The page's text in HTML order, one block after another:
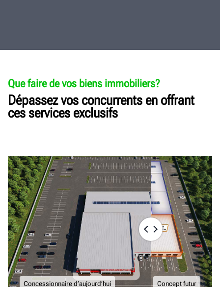
Que faire de vos biens immobiliers?
Dépassez vos concurrents en offrant
ces services exclusifs
Concept futur
Concessionnaire d’aujourd’hui